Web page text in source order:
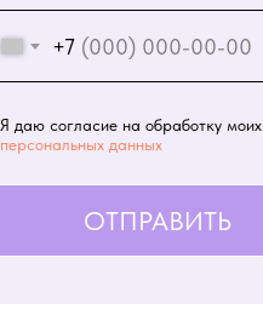
+7
Я даю согласие на обработку моих
персональных данных
ОТПРАВИТЬ